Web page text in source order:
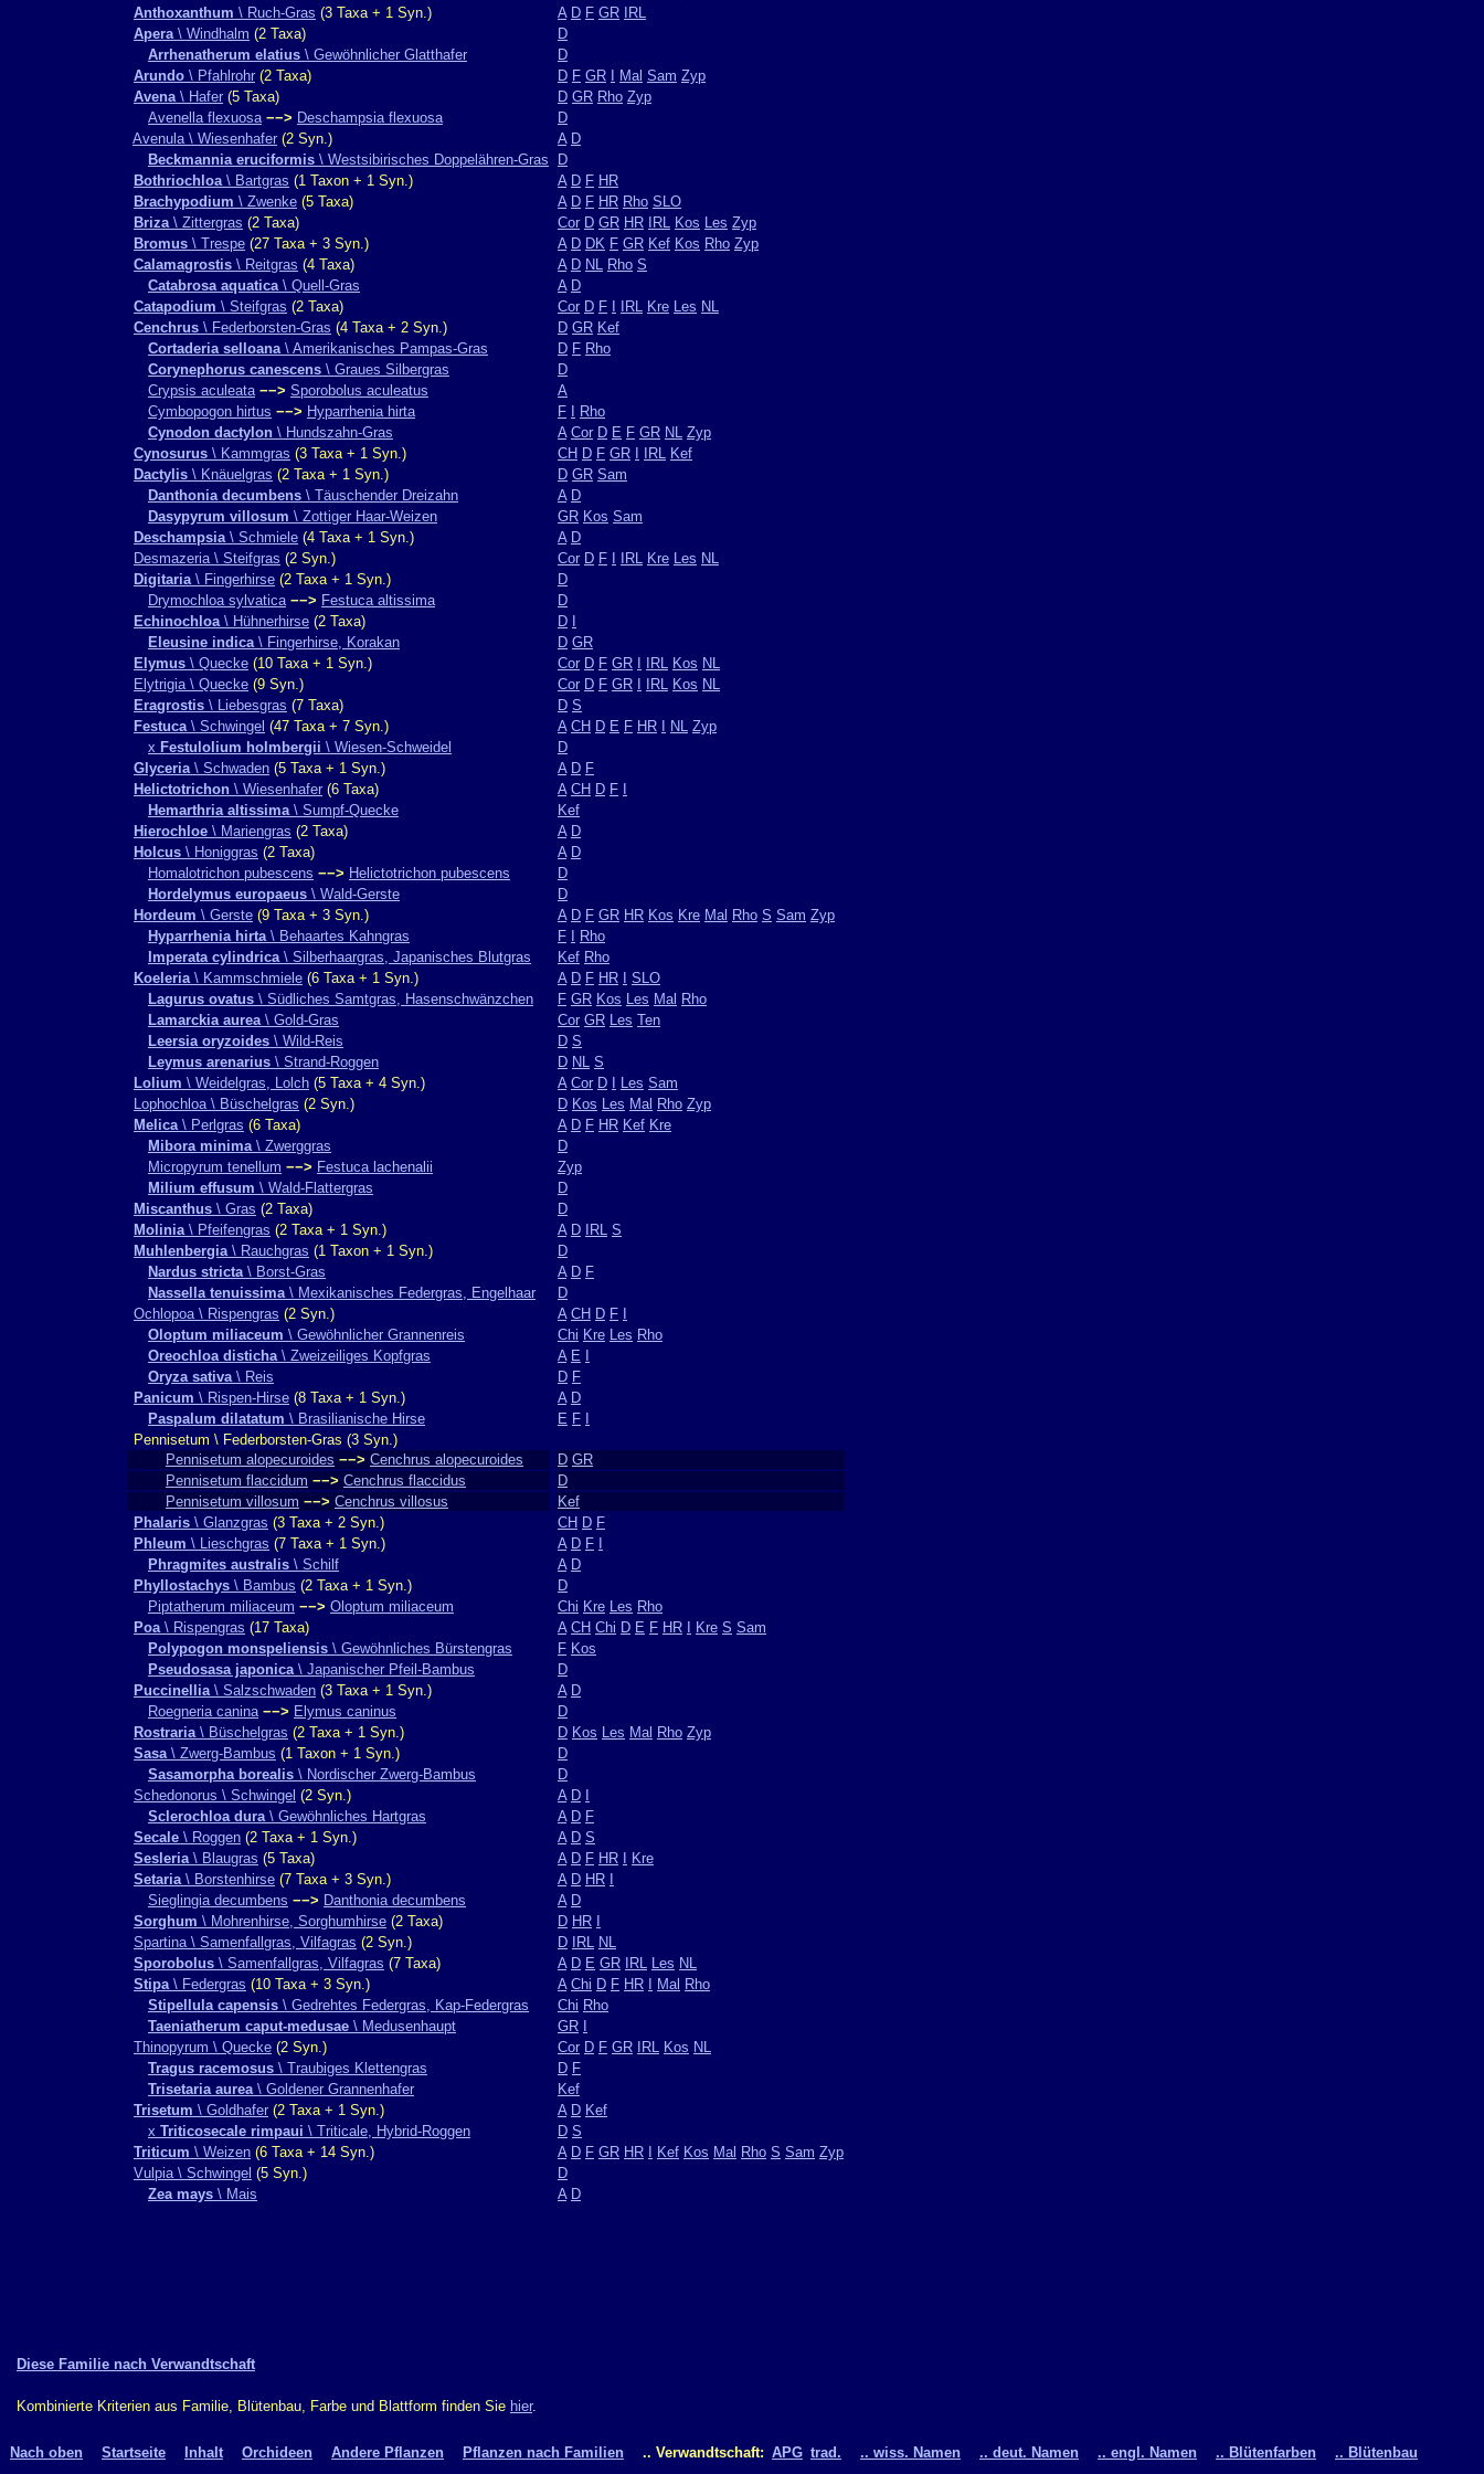
Anthoxanthum \ Ruch-Gras (3 Taxa + 1 Syn.) A D F GR
IRL
Apera\ Windhalm (2 Taxa)
D
Arrhenatherum elatius \ Gewöhnlicher Glatthafer
D
Arundo \ Pfahlrohr (2 Taxa) D F GR Mal Sam Zyp
Avena\ Hafer (5 Taxa) D GR Rho Zyp
Avenella flexuosa −−> Deschampsia flexuosa
D
Avenula \ Wiesenhafer (2 Syn.) A D
Beckmannia eruciformis \ Westsibirisches Doppelähren-Gras
D
Bothriochloa\ Bartgras (1 Taxon + 1 Syn.) A D F HR
Brachypodium \ Zwenke (5 Taxa) A D F HR Rho SLO
Briza\ Zittergras (2 Taxa) Cor D GR HR IRL Kos Les Zyp
Bromus \ Trespe (27 Taxa + 3 Syn.) A D DK F GR Kef Kos Rho Zyp
Calamagrostis \ Reitgras (4 Taxa) A D NL Rho S
Catabrosa aquatica\ Quell-Gras A D
Catapodium \ Steifgras (2 Taxa) Cor D F IRL Kre Les NL
Cenchrus \ Federborsten-Gras (4 Taxa + 2 Syn.) D GR Kef
Cortaderia selloana\ Amerikanisches Pampas-Gras D F Rho
Corynephorus canescens \ Graues Silbergras
D
Crypsis aculeata −−> Sporobolus aculeatus
A
Cymbopogon hirtus −−> Hyparrhenia hirta F
Rho
Cynodon dactylon \ Hundszahn-Gras A Cor D E F GR NL Zyp
Cynosurus \ Kammgras (3 Taxa + 1 Syn.) CH D F GR IRL Kef
Dactylis \ Knäuelgras (2 Taxa + 1 Syn.) D GR Sam
Danthonia decumbens \ Täuschender Dreizahn A D
Dasypyrum villosum \ Zottiger Haar-Weizen GR Kos Sam
Deschampsia\ Schmiele (4 Taxa + 1 Syn.) A D
Desmazeria \ Steifgras (2 Syn.) Cor D F IRL Kre Les NL
Digitaria\ Fingerhirse (2 Taxa + 1 Syn.)
D
Drymochloa sylvatica −−> Festuca altissima
D
Echinochloa\ Hühnerhirse (2 Taxa) D
Eleusine indica\ Fingerhirse, Korakan D GR
Elymus \ Quecke (10 Taxa + 1 Syn.) Cor D F GR IRL Kos NL
Elytrigia \ Quecke (9 Syn.) Cor D F GR IRL Kos NL
Eragrostis \ Liebesgras (7 Taxa) D S
Festuca\ Schwingel (47 Taxa + 7 Syn.) A CH D E F HR NL Zyp
x Festulolium holmbergii \ Wiesen-Schweidel
D
Glyceria\ Schwaden (5 Taxa + 1 Syn.) A D F
Helictotrichon \ Wiesenhafer (6 Taxa) A CH D F
Hemarthria altissima\ Sumpf-Quecke
Kef
Hierochloe \ Mariengras (2 Taxa) A D
Holcus \ Honiggras (2 Taxa) A D
Homalotrichon pubescens −−> Helictotrichon pubescens
D
Hordelymus europaeus \ Wald-Gerste
D
Hordeum \ Gerste (9 Taxa + 3 Syn.) A D F GR HR Kos Kre Mal Rho S Sam Zyp
Hyparrhenia hirta\ Behaartes Kahngras F
Rho
Imperata cylindrica\ Silberhaargras, Japanisches Blutgras Kef Rho
Koeleria\ Kammschmiele (6 Taxa + 1 Syn.) A D F HR
SLO
Lagurus ovatus \ Südliches Samtgras, Hasenschwänzchen F GR Kos Les Mal Rho
Lamarckia aurea\ Gold-Gras Cor GR Les Ten
Leersia oryzoides \ Wild-Reis D S
Leymus arenarius \ Strand-Roggen D NL S
Lolium \ Weidelgras, Lolch (5 Taxa + 4 Syn.) A Cor D Les Sam
Lophochloa \ Büschelgras (2 Syn.) D Kos Les Mal Rho Zyp
Melica\ Perlgras (6 Taxa) A D F HR Kef Kre
Mibora minima\ Zwerggras
D
Micropyrum tenellum −−> Festuca lachenalii
Zyp
Milium effusum \ Wald-Flattergras
D
Miscanthus \ Gras (2 Taxa)
D
Molinia\ Pfeifengras (2 Taxa + 1 Syn.) A D IRL S
Muhlenbergia\ Rauchgras (1 Taxon + 1 Syn.)
D
Nardus stricta\ Borst-Gras A D F
Nassella tenuissima\ Mexikanisches Federgras, Engelhaar
D
Ochlopoa \ Rispengras (2 Syn.) A CH D F
Oloptum miliaceum \ Gewöhnlicher Grannenreis Chi Kre Les Rho
Oreochloa disticha\ Zweizeiliges Kopfgras A E
Oryza sativa\ Reis D F
Panicum \ Rispen-Hirse (8 Taxa + 1 Syn.) A D
Paspalum dilatatum \ Brasilianische Hirse E F
Pennisetum \ Federborsten-Gras (3 Syn.)
Pennisetum alopecuroides −−> Cenchrus alopecuroides D GR
Pennisetum flaccidum −−> Cenchrus flaccidus
D
Pennisetum villosum −−> Cenchrus villosus
Kef
Phalaris \ Glanzgras (3 Taxa + 2 Syn.) CH D F
Phleum \ Lieschgras (7 Taxa + 1 Syn.) A D F
Phragmites australis \ Schilf A D
Phyllostachys \ Bambus (2 Taxa + 1 Syn.)
D
Piptatherum miliaceum −−> Oloptum miliaceum Chi Kre Les Rho
Poa\ Rispengras (17 Taxa) A CH Chi D E F HR Kre S Sam
Polypogon monspeliensis \ Gewöhnliches Bürstengras F Kos
Pseudosasa japonica\ Japanischer Pfeil-Bambus
D
Puccinellia\ Salzschwaden (3 Taxa + 1 Syn.) A D
Roegneria canina −−> Elymus caninus
D
Rostraria\ Büschelgras (2 Taxa + 1 Syn.) D Kos Les Mal Rho Zyp
Sasa\ Zwerg-Bambus (1 Taxon + 1 Syn.)
D
Sasamorpha borealis \ Nordischer Zwerg-Bambus
D
Schedonorus \ Schwingel (2 Syn.) A D
Sclerochloa dura\ Gewöhnliches Hartgras A D F
Secale \ Roggen (2 Taxa + 1 Syn.) A D S
Sesleria\ Blaugras (5 Taxa) A D F HR
Kre
Setaria\ Borstenhirse (7 Taxa + 3 Syn.) A D HR
Sieglingia decumbens −−> Danthonia decumbens A D
Sorghum \ Mohrenhirse, Sorghumhirse (2 Taxa) D HR
Spartina \ Samenfallgras, Vilfagras (2 Syn.) D IRL NL
Sporobolus \ Samenfallgras, Vilfagras (7 Taxa) A D E GR IRL Les NL
Stipa\ Federgras (10 Taxa + 3 Syn.) A Chi D F HR Mal Rho
Stipellula capensis \ Gedrehtes Federgras, Kap-Federgras Chi Rho
Taeniatherum caput-medusae \ Medusenhaupt GR
Thinopyrum \ Quecke (2 Syn.) Cor D F GR IRL Kos NL
Tragus racemosus \ Traubiges Klettengras D F
Trisetaria aurea\ Goldener Grannenhafer
Kef
Trisetum \ Goldhafer (2 Taxa + 1 Syn.) A D Kef
x Triticosecale rimpaui \ Triticale, Hybrid-Roggen D S
Triticum \ Weizen (6 Taxa + 14 Syn.) A D F GR HR Kef Kos Mal Rho S Sam Zyp
Vulpia \ Schwingel (5 Syn.)
D
Zea mays \ Mais A D
Diese Familie nach Verwandtschaft
Kombinierte Kriterien aus Familie, Blütenbau, Farbe und Blattform finden Sie hier.
Nach oben Startseite Inhalt Orchideen Andere Pflanzen Pflanzen nach Familien .. Verwandtschaft: APG trad. .. wiss. Namen .. deut. Namen .. engl. Namen .. Blütenfarben .. Blütenbau